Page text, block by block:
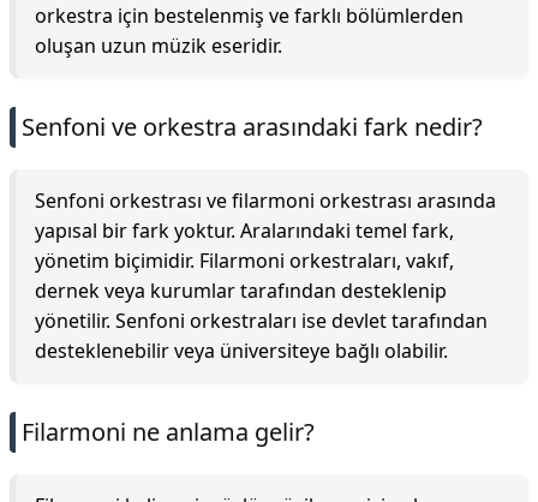
orkestra için bestelenmiş ve farklı bölümlerden
oluşan uzun müzik eseridir.
Senfoni ve orkestra arasındaki fark nedir?
Senfoni orkestrası ve filarmoni orkestrası arasında
yapısal bir fark yoktur. Aralarındaki temel fark,
yönetim biçimidir. Filarmoni orkestraları, vakıf,
dernek veya kurumlar tarafından desteklenip
yönetilir. Senfoni orkestraları ise devlet tarafından
desteklenebilir veya üniversiteye bağlı olabilir.
Filarmoni ne anlama gelir?